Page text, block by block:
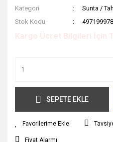
Kategori
Sunta /
Stok Kodu
497199978
SEPETE EKLE
Fiyat Alarmı